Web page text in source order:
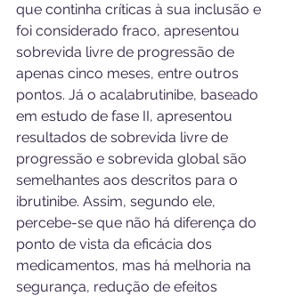
que continha críticas à sua inclusão e
foi considerado fraco, apresentou
sobrevida livre de progressão de
apenas cinco meses, entre outros
pontos. Já o acalabrutinibe, baseado
em estudo de fase II, apresentou
resultados de sobrevida livre de
progressão e sobrevida global são
semelhantes aos descritos para o
ibrutinibe. Assim, segundo ele,
percebe-se que não há diferença do
ponto de vista da eficácia dos
medicamentos, mas há melhoria na
segurança, redução de efeitos